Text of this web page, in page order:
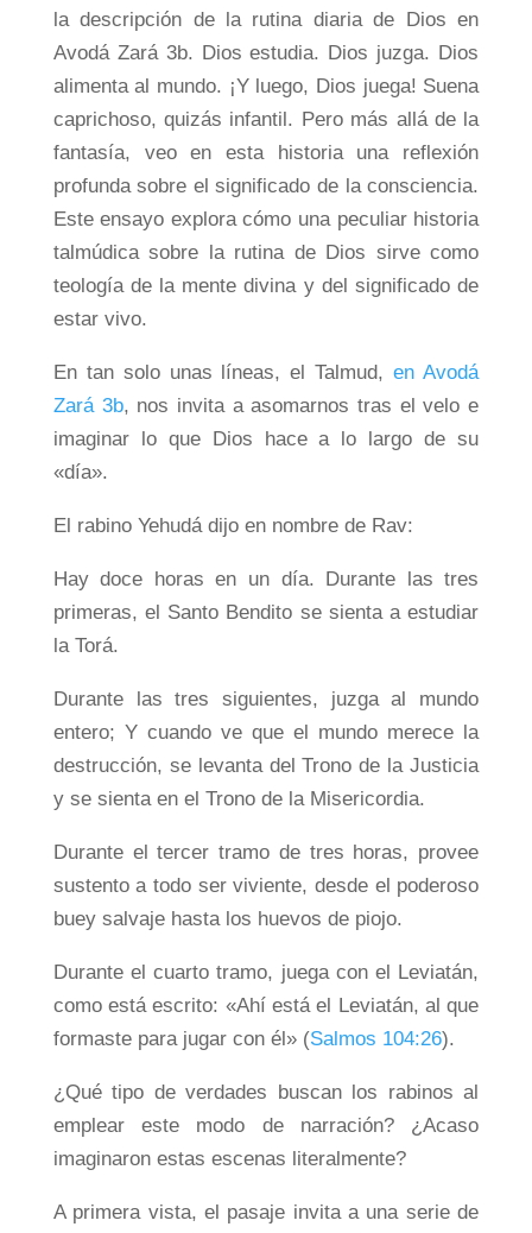
la descripción de la rutina diaria de Dios en
Avodá Zará 3b. Dios estudia. Dios juzga. Dios
alimenta al mundo. ¡Y luego, Dios juega! Suena
caprichoso, quizás infantil. Pero más allá de la
fantasía, veo en esta historia una reflexión
profunda sobre el significado de la consciencia.
Este ensayo explora cómo una peculiar historia
talmúdica sobre la rutina de Dios sirve como
teología de la mente divina y del significado de
estar vivo.
En tan solo unas líneas, el Talmud,en Avodá
Zará 3b, nos invita a asomarnos tras el velo e
imaginar lo que Dios hace a lo largo de su
«día».
El rabino Yehudá dijo en nombre de Rav:
Hay doce horas en un día. Durante las tres
primeras, el Santo Bendito se sienta a estudiar
la Torá.
Durante las tres siguientes, juzga al mundo
entero; Y cuando ve que el mundo merece la
destrucción, se levanta del Trono de la Justicia
y se sienta en el Trono de la Misericordia.
Durante el tercer tramo de tres horas, provee
sustento a todo ser viviente, desde el poderoso
buey salvaje hasta los huevos de piojo.
Durante el cuarto tramo, juega con el Leviatán,
como está escrito: «Ahí está el Leviatán, al que
formaste para jugar con él» (Salmos 104:26).
¿Qué tipo de verdades buscan los rabinos al
emplear este modo de narración? ¿Acaso
imaginaron estas escenas literalmente?
A primera vista, el pasaje invita a una serie de